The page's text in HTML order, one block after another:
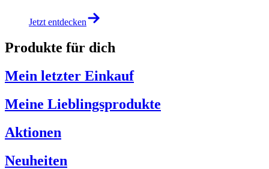
Jetzt entdecken
Produkte für dich
Mein letzter Einkauf
Meine Lieblingsprodukte
Aktionen
Neuheiten